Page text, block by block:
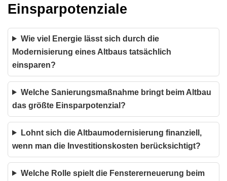
Einsparpotenziale
Wie viel Energie lässt sich durch die
Modernisierung eines Altbaus tatsächlich
einsparen?
Welche Sanierungsmaßnahme bringt beim Altbau
das größte Einsparpotenzial?
Lohnt sich die Altbaumodernisierung finanziell,
wenn man die Investitionskosten berücksichtigt?
Welche Rolle spielt die Fenstererneuerung beim